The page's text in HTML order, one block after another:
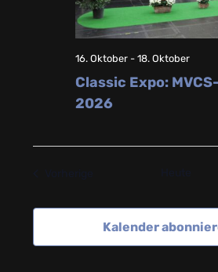
Classic Expo:
2026
16. Oktober- 18. Oktober
Kalender